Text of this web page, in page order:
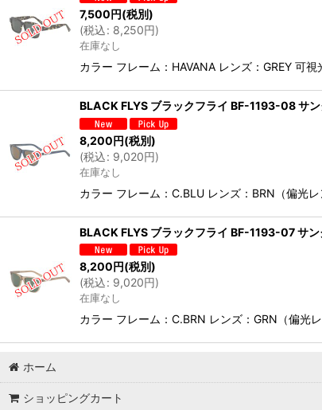
7,500円(税別)
(税込: 8,250円)
在庫なし
カラー フレーム：HAVANA レンズ：GREY 可
BLACK FLYS ブラックフライ BF-1193-08 サ
8,200円(税別)
(税込: 9,020円)
在庫なし
カラー フレーム：C.BLU レンズ：BRN（偏光
BLACK FLYS ブラックフライ BF-1193-07 サ
8,200円(税別)
(税込: 9,020円)
在庫なし
カラー フレーム：C.BRN レンズ：GRN（偏光
ホーム
ショッピングカート